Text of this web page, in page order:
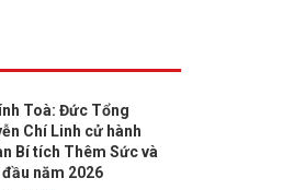
Toà: Đức Tổng
Chí Linh cử hành
Bí tích Thêm Sức và
năm 2026